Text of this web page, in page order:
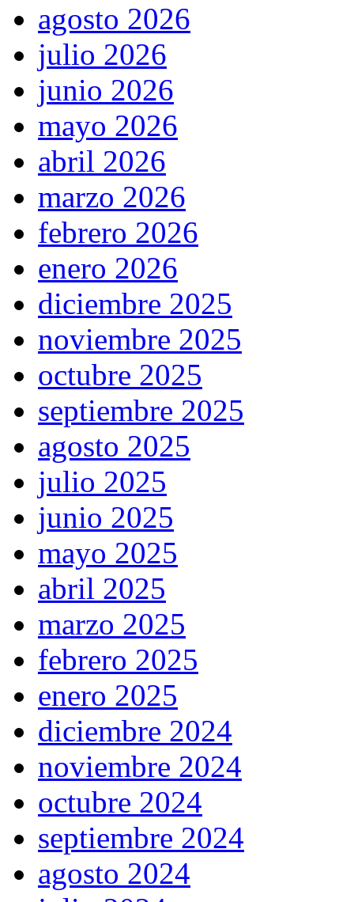
agosto 2026
julio 2026
junio 2026
mayo 2026
abril 2026
marzo 2026
febrero 2026
enero 2026
diciembre 2025
noviembre 2025
octubre 2025
septiembre 2025
agosto 2025
julio 2025
junio 2025
mayo 2025
abril 2025
marzo 2025
febrero 2025
enero 2025
diciembre 2024
noviembre 2024
octubre 2024
septiembre 2024
agosto 2024